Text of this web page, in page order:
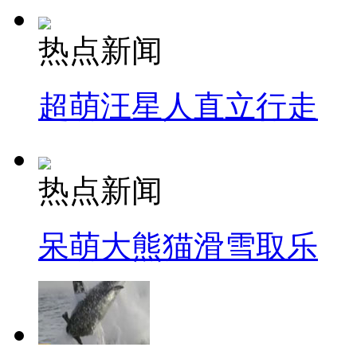
热点新闻
超萌汪星人直立行走
热点新闻
呆萌大熊猫滑雪取乐